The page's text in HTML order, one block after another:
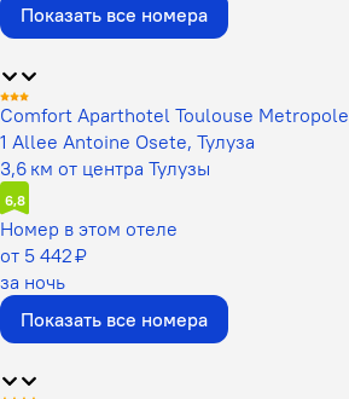
Показать все номера
Comfort Aparthotel Toulouse Metropole
1 Allee Antoine Osete, Тулуза
3,6 км от центра Тулузы
6,8
Номер в этом отеле
от 5 442 ₽
за ночь
Показать все номера